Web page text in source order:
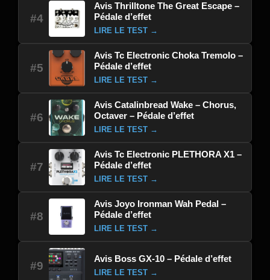
#4
Avis Thrilltone The Great Escape –
Pédale d’effet
LIRE LE TEST →
#5
Avis Tc Electronic Choka Tremolo –
Pédale d’effet
LIRE LE TEST →
#6
Avis Catalinbread Wake – Chorus,
Octaver – Pédale d’effet
LIRE LE TEST →
#7
Avis Tc Electronic PLETHORA X1 –
Pédale d’effet
LIRE LE TEST →
#8
Avis Joyo Ironman Wah Pedal –
Pédale d’effet
LIRE LE TEST →
#9
Avis Boss GX-10 – Pédale d’effet
LIRE LE TEST →